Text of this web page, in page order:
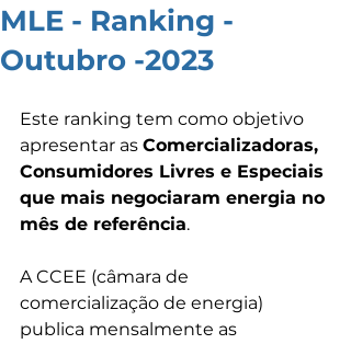
MLE - Ranking -
Outubro -2023
Este ranking tem como objetivo
apresentar as Comercializadoras,
Consumidores Livres e Especiais
que mais negociaram energia no
mês de referência.
A CCEE (câmara de
comercialização de energia)
publica mensalmente as